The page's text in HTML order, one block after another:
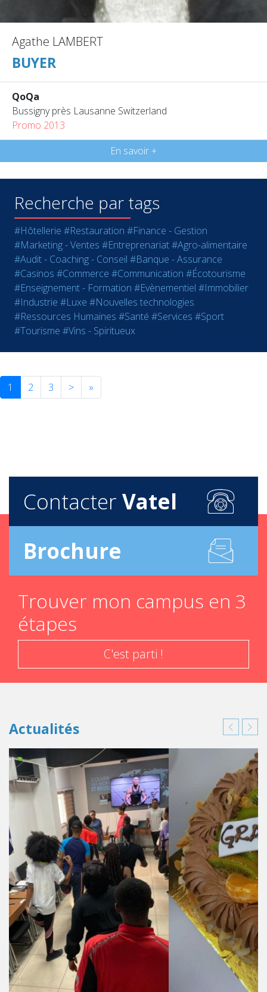
Agathe LAMBERT
BUYER
QoQa
Bussigny près Lausanne Switzerland
Promo 2013
En savoir +
Recherche par tags
#Hôtellerie #Restauration #Finance - Gestion
#Marketing - Ventes #Entreprenariat#Agro-alimentaire
#Audit - Coaching - Conseil #Banque - Assurance
#Casinos #Commerce #Communication #Écotourisme
#Enseignement - Formation #Evènementiel #Immobilier
#Industrie #Luxe #Nouvelles technologies
#Ressources Humaines #Santé #Services #Sport
#Tourisme #Vins - Spiritueux
1 2 3 > »
Contacter Vatel
Brochure
Trouver mon campus en 3
étapes
C'est parti !
Actualités